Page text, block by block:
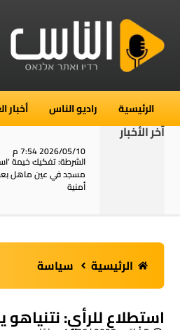
الرئيسية راديو الناس أخبار
آخر الأخبار
2026/05/10 7:54 م
الشرطة: تفكيك خيمة
مسجد في عين ماهل
أمنية
الرئيسية سياسة
استطلاع للرأي: